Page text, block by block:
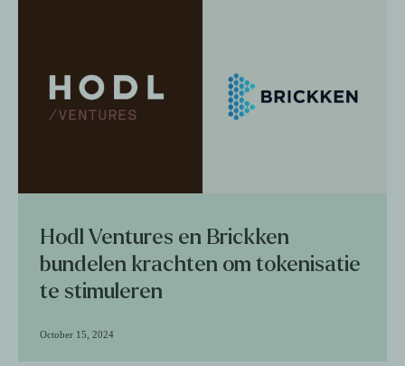
Hodl Ventures en Brickken
bundelen krachten om tokenisatie
te stimuleren
October 15, 2024